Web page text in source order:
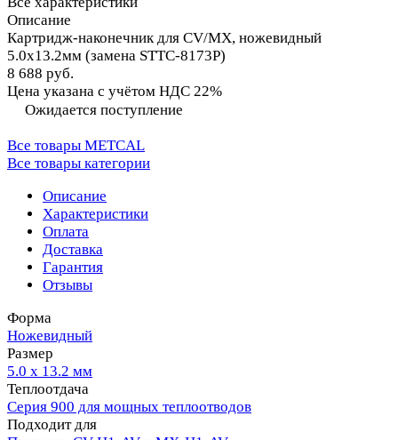
Описание
Картридж-наконечник для СV/MX, ножевидный
5.0х13.2мм (замена STTC-8173P)
8 688 руб.
Цена указана с учётом НДС 22%
Ожидается поступление
Все товары METCAL
Все товары категории
Описание
Характеристики
Оплата
Доставка
Гарантия
Отзывы
Форма
Ножевидный
Размер
5.0 х 13.2 мм
Теплоотдача
Серия 900 для мощных теплоотводов
Подходит для